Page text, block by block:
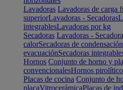
Lavadoras Lavadoras de carga
superiorLavadoras - Secadoras
integrablesLavadoras por kg
Secadoras Lavadoras -
calorSecadoras de condensación
evacuaciónSecadoras
Hornos Conjunto de horno y
convencionalesHornos
Placas de cocina Conjunto de
placaVitrocerámicaPlacas de